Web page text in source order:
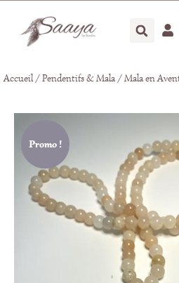
Accueil/Pendentifs & Mala/ Mala en
Promo !